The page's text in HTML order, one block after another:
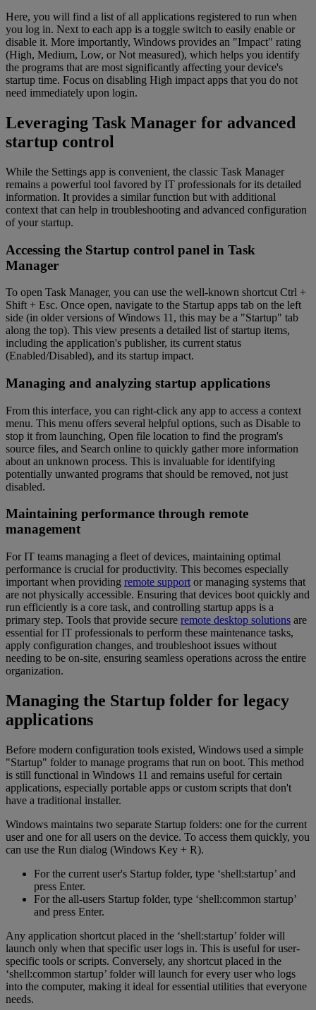
Here, you will find a list of all applications registered to run when
you log in. Next to each app is a toggle switch to easily enable or
disable it. More importantly, Windows provides an "Impact" rating
(High, Medium, Low, or Not measured), which helps you identify
the programs that are most significantly affecting your device's
startup time. Focus on disabling High impact apps that you do not
need immediately upon login.
Leveraging Task Manager for advanced
startup control
While the Settings app is convenient, the classic Task Manager
remains a powerful tool favored by IT professionals for its detailed
information. It provides a similar function but with additional
context that can help in troubleshooting and advanced configuration
of your startup.
Accessing the Startup control panel in Task
Manager
To open Task Manager, you can use the well-known shortcut Ctrl +
Shift + Esc. Once open, navigate to the Startup apps tab on the left
side (in older versions of Windows 11, this may be a "Startup" tab
along the top). This view presents a detailed list of startup items,
including the application's publisher, its current status
(Enabled/Disabled), and its startup impact.
Managing and analyzing startup applications
From this interface, you can right-click any app to access a context
menu. This menu offers several helpful options, such as Disable to
stop it from launching, Open file location to find the program's
source files, and Search online to quickly gather more information
about an unknown process. This is invaluable for identifying
potentially unwanted programs that should be removed, not just
disabled.
Maintaining performance through remote
management
For IT teams managing a fleet of devices, maintaining optimal
performance is crucial for productivity. This becomes especially
important when providing remote support or managing systems that
are not physically accessible. Ensuring that devices boot quickly and
run efficiently is a core task, and controlling startup apps is a
primary step. Tools that provide secure remote desktop solutions are
essential for IT professionals to perform these maintenance tasks,
apply configuration changes, and troubleshoot issues without
needing to be on-site, ensuring seamless operations across the entire
organization.
Managing the Startup folder for legacy
applications
Before modern configuration tools existed, Windows used a simple
"Startup" folder to manage programs that run on boot. This method
is still functional in Windows 11 and remains useful for certain
applications, especially portable apps or custom scripts that don't
have a traditional installer.
Windows maintains two separate Startup folders: one for the current
user and one for all users on the device. To access them quickly, you
can use the Run dialog (Windows Key + R).
For the current user's Startup folder, type ‘shell:startup’ and
press Enter.
For the all-users Startup folder, type ‘shell:common startup’
and press Enter.
Any application shortcut placed in the ‘shell:startup’ folder will
launch only when that specific user logs in. This is useful for user-
specific tools or scripts. Conversely, any shortcut placed in the
‘shell:common startup’ folder will launch for every user who logs
into the computer, making it ideal for essential utilities that everyone
needs.